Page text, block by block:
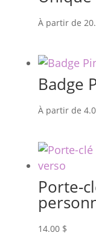
À partir de
Badge
À partir de
Porte-
14.00 $